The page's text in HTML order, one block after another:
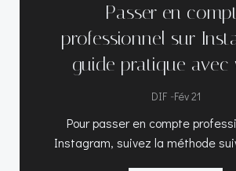
Passer en
professionnel sur
guide pratique avec
DIF -Fév 21
Pour passer en compte
Instagram, suivez la méthode